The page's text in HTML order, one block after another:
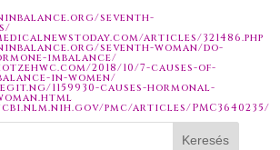
seventh-
articles/321486.php
seventh-woman/do-
imbalance/
2018/10/7-causes-of-
in-women/
1159930-causes-hormonal-
pmc/articles/PMC3640235/
Keresés